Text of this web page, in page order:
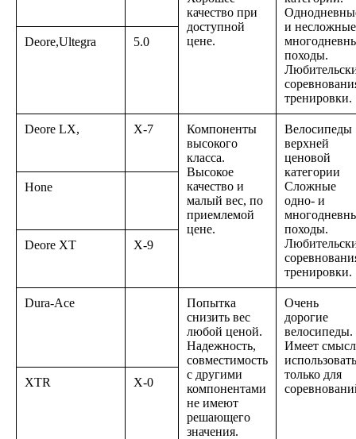
качество при
доступной
цене.
и несложные
походы.
тренировки.
Deore,Ultegra 5.0
Deore LX, X-7
Компоненты
высокого
класса.
Высокое
качество и
малый вес, по
приемлемой
цене.
Велосипеды
верхней
ценовой
категории
Сложные
одно- и
походы.
тренировки.
Hone
Deore XT X-9
Dura-Ace
Попытка
снизить вес
любой ценой.
Надежность,
совместимость
с другими
компонентами
не имеют
решающего
значения.
Очень
дорогие
велосипеды.
Имеет смысл
использовать
только для
XTR X-0